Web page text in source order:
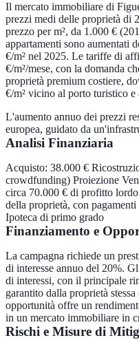
Il mercato immobiliare di
prezzi medi delle proprietà di
prezzo per m², da 1.000 €
appartamenti sono aumentati
€/m² nel 2025. Le tariffe di
€/m²/mese, con la domanda
proprietà premium costiere,
€/m² vicino al porto turistico e
L'aumento annuo dei prezzi
europea, guidato da
Analisi Finanziaria
Acquisto: 38.000 €
crowdfunding) Proiezione
circa 70.000 € di profitto
della proprietà, con
Ipoteca di primo grado
Finanziamento e
La campagna richiede un
di interesse annuo del 20%.
di interessi, con il principale
garantito dalla proprietà
opportunità offre un
in un mercato immobiliare in
Rischi e Misure di